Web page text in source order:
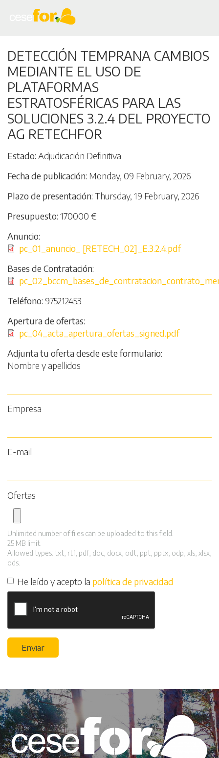
to
main
DETECCIÓN TEMPRANA CAMBIOS
MEDIANTE EL USO DE
PLATAFORMAS
ESTRATOSFÉRICAS PARA LAS
SOLUCIONES 3.2.4 DEL PROYECTO
AG RETECHFOR
Estado Adjudicación Definitiva
Fecha de publicación Monday, 09 February, 2026
Plazo de presentación Thursday, 19 February, 2026
Presupuesto 170000 €
Anuncio
Filepc_01_anuncio_ [RETECH_02]_E.3.2.4.pdf
Bases de Contratación
File
Teléfono 975212453
Apertura de ofertas
Filepc_04_acta_apertura_ofertas_signed.pdf
Adjunta tu oferta desde este formulario
Nombre y apellidos
Empresa
E-mail
Ofertas
Unlimited number of files can be uploaded to this field.
25 MB limit.
Allowed types: txt, rtf, pdf, doc, docx, odt, ppt, pptx, odp, xls, xlsx,
ods.
He leído y acepto la política de privacidad
Enviar